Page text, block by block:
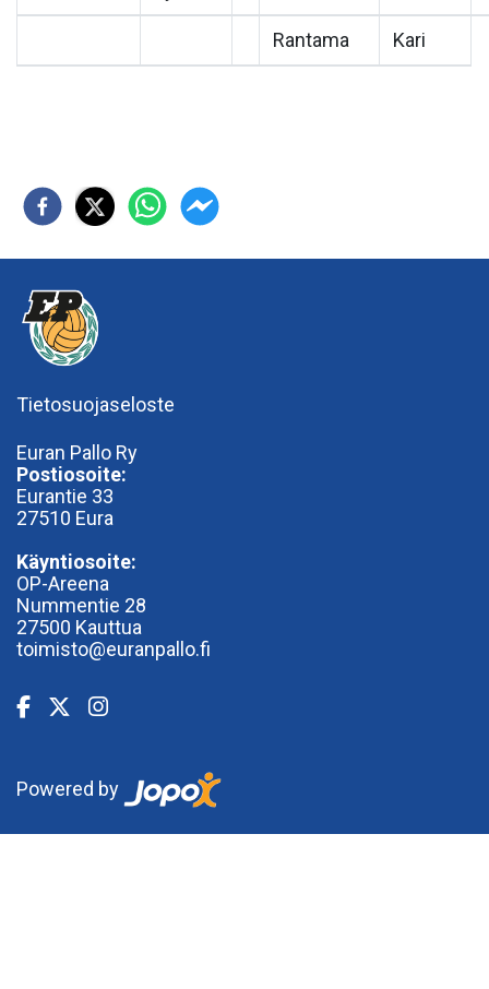
Rantama Kari
Tietosuojaseloste
Euran Pallo Ry
Postiosoite:
Eurantie 33
27510 Eura
Käyntiosoite:
OP-Areena
Nummentie 28
27500 Kauttua
toimisto@euranpallo.fi
Powered by